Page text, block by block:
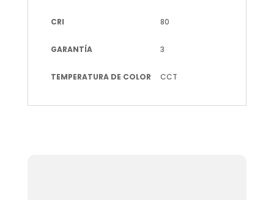
CRI 80
GARANTÍA 3
TEMPERATURA DE COLOR CCT